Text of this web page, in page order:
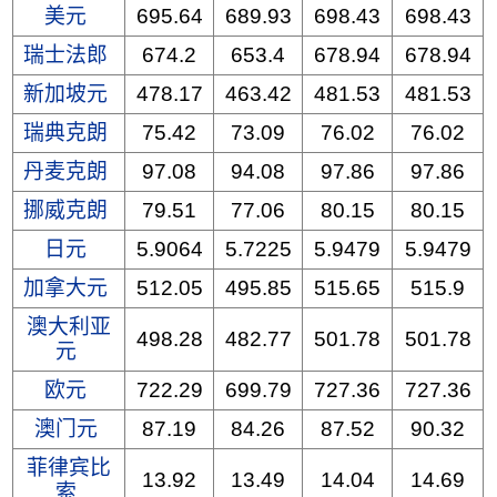
美元 695.64 689.93 698.43
698.43
瑞士法郎
674.2 653.4 678.94
678.94
新加坡元
478.17 463.42 481.53
481.53
瑞典克朗
75.42 73.09 76.02
76.02
丹麦克朗
97.08 94.08 97.86
97.86
挪威克朗
79.51 77.06 80.15
80.15
日元
5.9064 5.7225 5.9479
5.9479
加拿大元
512.05 495.85 515.65
515.9
澳大利亚
元
498.28 482.77 501.78 501.78
欧元 722.29 699.79 727.36
727.36
澳门元
87.19 84.26 87.52
90.32
菲律宾比
13.92 13.49 14.04 14.69